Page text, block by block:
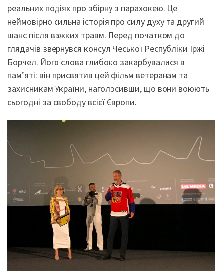
реальних подіях про збірну з парахокею. Це
неймовірно сильна історія про силу духу та другий
шанс після важких травм. Перед початком до
глядачів звернувся консул Чеської Республіки Їржі
Борчел. Його слова глибоко закарбувалися в
пам’яті: він присвятив цей фільм ветеранам та
захисникам України, наголосивши, що вони воюють
сьогодні за свободу всієї Європи.